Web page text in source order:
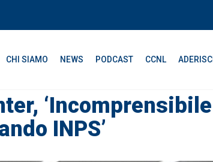
CHI SIAMO NEWS PODCAST CCNL ADERISCI
‘Incomprensibile
INPS’